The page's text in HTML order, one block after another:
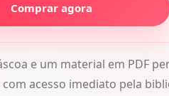
Comprar agora
e um material em PDF
acesso imediato pela